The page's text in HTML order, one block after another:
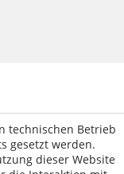
technischen Betrieb
gesetzt werden.
dieser Website